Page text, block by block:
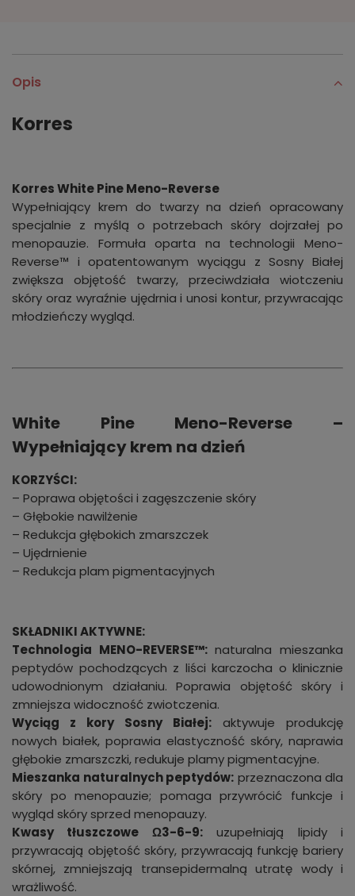
Opis
Korres
Korres White Pine Meno-Reverse
Wypełniający krem do twarzy na dzień opracowany
specjalnie z myślą o potrzebach skóry dojrzałej po
menopauzie. Formuła oparta na technologii Meno-
Reverse™ i opatentowanym wyciągu z Sosny Białej
zwiększa objętość twarzy, przeciwdziała wiotczeniu
skóry oraz wyraźnie ujędrnia i unosi kontur, przywracając
młodzieńczy wygląd.
White Pine Meno-Reverse –
Wypełniający krem na dzień
KORZYŚCI:
– Poprawa objętości i zagęszczenie skóry
– Głębokie nawilżenie
– Redukcja głębokich zmarszczek
– Ujędrnienie
– Redukcja plam pigmentacyjnych
SKŁADNIKI AKTYWNE:
Technologia MENO-REVERSE™:naturalna mieszanka
peptydów pochodzących z liści karczocha o klinicznie
udowodnionym działaniu. Poprawia objętość skóry i
zmniejsza widoczność zwiotczenia.
Wyciąg z kory Sosny Białej: aktywuje produkcję
nowych białek, poprawia elastyczność skóry, naprawia
głębokie zmarszczki, redukuje plamy pigmentacyjne.
Mieszanka naturalnych peptydów: przeznaczona dla
skóry po menopauzie; pomaga przywrócić funkcje i
wygląd skóry sprzed menopauzy.
Kwasy tłuszczowe Ω3-6-9:uzupełniają lipidy i
przywracają objętość skóry, przywracają funkcję bariery
skórnej, zmniejszają transepidermalną utratę wody i
wrażliwość.